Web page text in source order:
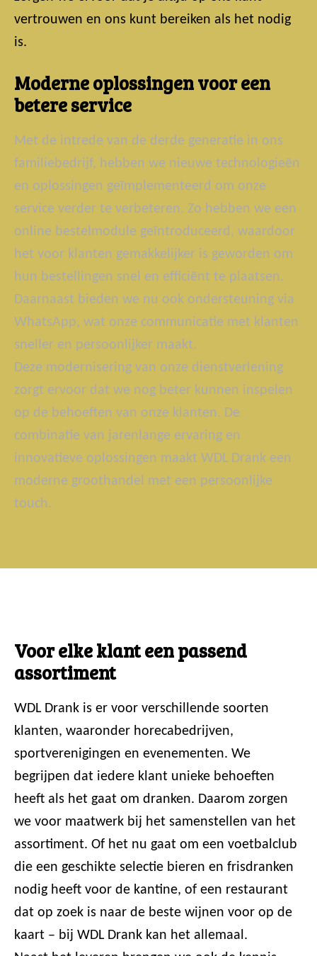
vertrouwen en ons kunt bereiken als het nodig
is.
Moderne oplossingen voor een
betere service
Met de intrede van de derde generatie in ons
familiebedrijf, hebben we nieuwe technologieën
en oplossingen geïmplementeerd om onze
service verder te verbeteren. Zo hebben we een
online bestelmodule geïntroduceerd, waardoor
het voor klanten gemakkelijker is geworden om
hun bestellingen snel en efficiënt te plaatsen.
Daarnaast bieden we nu ook ondersteuning via
WhatsApp, wat onze communicatie met klanten
sneller en persoonlijker maakt.
Deze modernisering van onze dienstverlening
zorgt ervoor dat we nog beter kunnen inspelen
op de behoeften van onze klanten. De
combinatie van jarenlange ervaring en
innovatieve oplossingen maakt WDL Drank een
moderne groothandel met een persoonlijke
touch.
Voor elke klant een passend
assortiment
WDL Drank is er voor verschillende soorten
klanten, waaronder horecabedrijven,
sportverenigingen en evenementen. We
begrijpen dat iedere klant unieke behoeften
heeft als het gaat om dranken. Daarom zorgen
we voor maatwerk bij het samenstellen van het
assortiment. Of het nu gaat om een voetbalclub
die een geschikte selectie bieren en frisdranken
nodig heeft voor de kantine, of een restaurant
dat op zoek is naar de beste wijnen voor op de
kaart – bij WDL Drank kan het allemaal.